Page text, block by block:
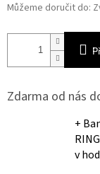
Můžeme doručit do:
Zdarma od nás
+
v